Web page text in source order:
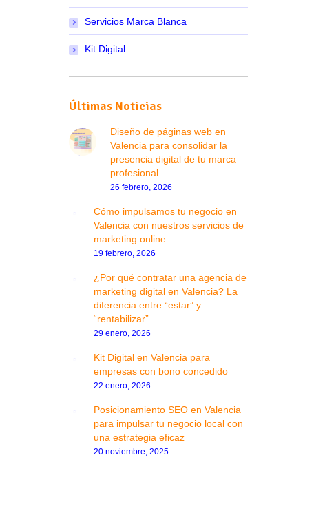
Servicios Marca Blanca
Kit Digital
Últimas Noticias
Diseño de páginas web en
Valencia para consolidar la
presencia digital de tu marca
profesional
26 febrero, 2026
Cómo impulsamos tu negocio en
Valencia con nuestros servicios de
marketing online.
19 febrero, 2026
¿Por qué contratar una agencia de
marketing digital en Valencia? La
diferencia entre “estar” y
“rentabilizar”
29 enero, 2026
Kit Digital en Valencia para
empresas con bono concedido
22 enero, 2026
Posicionamiento SEO en Valencia
para impulsar tu negocio local con
una estrategia eficaz
20 noviembre, 2025